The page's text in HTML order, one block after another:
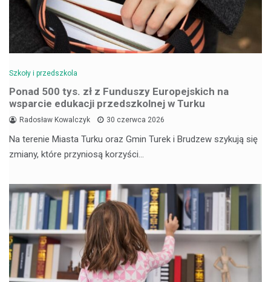
Szkoły i przedszkola
Ponad 500 tys. zł z Funduszy Europejskich na
wsparcie edukacji przedszkolnej w Turku
Radosław Kowalczyk 30 czerwca 2026
Na terenie Miasta Turku oraz Gmin Turek i Brudzew szykują się
zmiany, które przyniosą korzyści…